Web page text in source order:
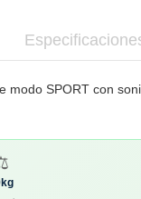
SPORT con